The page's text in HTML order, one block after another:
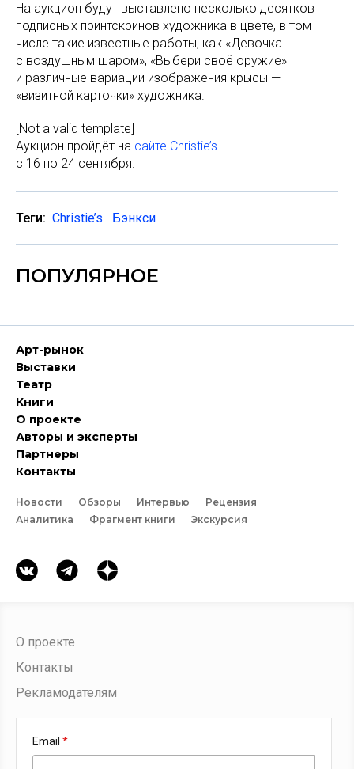
На аукцион будут выставлено несколько десятков
подписных принтскринов художника в цвете, в том
числе такие известные работы, как «Девочка
с воздушным шаром», «Выбери своё оружие»
и различные вариации изображения крысы —
«визитной карточки» художника.
[Not a valid template]
Аукцион пройдёт на сайте Christie’s
с 16 по 24 сентября.
Теги: Christie’s Бэнкси
ПОПУЛЯРНОЕ
Арт-рынок
Выставки
Театр
Книги
О проекте
Авторы и эксперты
Партнеры
Контакты
Новости Обзоры Интервью
Рецензия
Аналитика
Фрагмент книги Экскурсия
О проекте
Контакты
Рекламодателям
Email